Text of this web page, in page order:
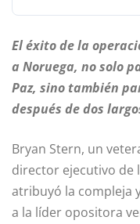
El éxito de la
a Noruega, no solo
Paz, sino también
después de dos
Bryan Stern, un
director ejecutivo de
atribuyó la compleja
a la líder opositora